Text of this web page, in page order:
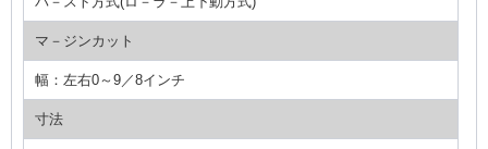
マ－ジンカット
幅：左右0～9／8インチ
寸法